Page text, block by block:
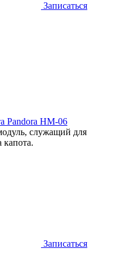
Записаться
Pandora HM-06
служащий для
капота.
Записаться